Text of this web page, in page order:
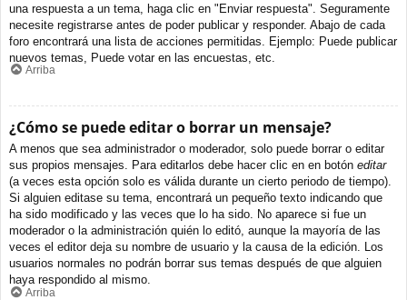
una respuesta a un tema, haga clic en "Enviar respuesta". Seguramente
necesite registrarse antes de poder publicar y responder. Abajo de cada
foro encontrará una lista de acciones permitidas. Ejemplo: Puede publicar
nuevos temas, Puede votar en las encuestas, etc.
Arriba
¿Cómo se puede editar o borrar un mensaje?
A menos que sea administrador o moderador, solo puede borrar o editar
sus propios mensajes. Para editarlos debe hacer clic en en botón editar
(a veces esta opción solo es válida durante un cierto periodo de tiempo).
Si alguien editase su tema, encontrará un pequeño texto indicando que
ha sido modificado y las veces que lo ha sido. No aparece si fue un
moderador o la administración quién lo editó, aunque la mayoría de las
veces el editor deja su nombre de usuario y la causa de la edición. Los
usuarios normales no podrán borrar sus temas después de que alguien
haya respondido al mismo.
Arriba